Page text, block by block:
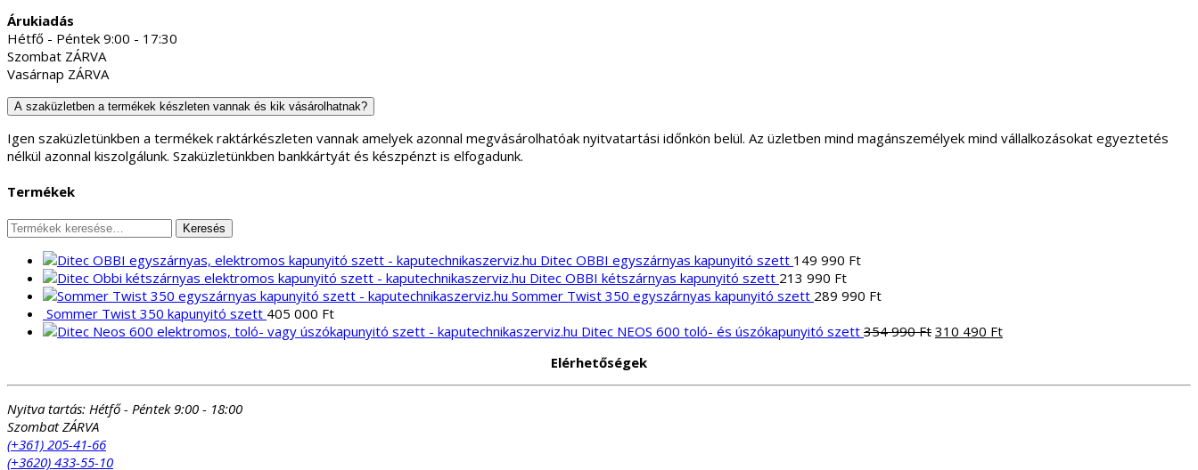
Árukiadás
Hétfő - Péntek 9:00 - 17:30
Szombat ZÁRVA
Vasárnap ZÁRVA
A szaküzletben a termékek készleten vannak és kik vásárolhatnak?
Igen szaküzletünkben a termékek raktárkészleten vannak amelyek azonnal megvásárolhatóak nyitvatartási időnkön belül. Az üzletben mind magánszemélyek mind vállalkozásokat egyeztetés
nélkül azonnal kiszolgálunk. Szaküzletünkben bankkártyát és készpénzt is elfogadunk.
Termékek
Keresés
következőre:
Keresés
Ditec OBBI egyszárnyas kapunyitó szett 149 990 Ft
Ditec OBBI kétszárnyas kapunyitó szett 213 990 Ft
Sommer Twist 350 egyszárnyas kapunyitó szett 289 990 Ft
Sommer Twist 350 kapunyitó szett 405 000 Ft
Ditec NEOS 600 toló- és úszókapunyitó szett 354 990Ft Original
354
310 490 FtCurrent
310
Elérhetőségek
Nyitva tartás: Hétfő - Péntek 9:00 - 18:00
Szombat ZÁRVA
(+361) 205-41-66
(+3620) 433-55-10